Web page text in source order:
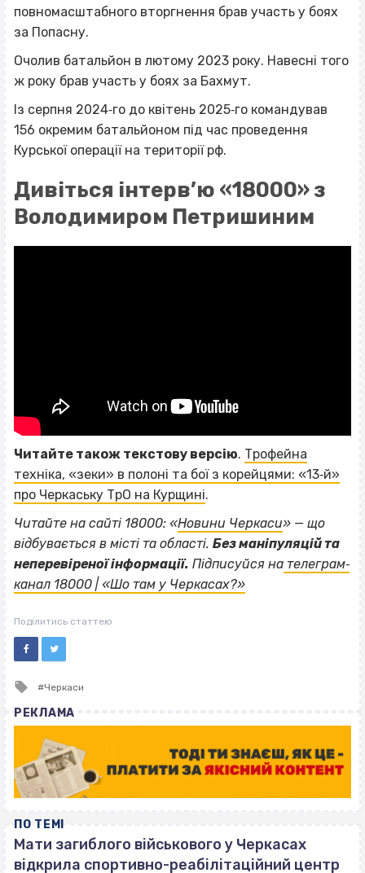
повномасштабного вторгнення брав участь у боях
за Попасну.
Очолив батальйон в лютому 2023 року. Навесні того
ж року брав участь у боях за Бахмут.
Із серпня 2024‐го до квітень 2025‐го командував
156 окремим батальйоном під час проведення
Курської операції на території рф.
Дивіться інтерв’ю «18000» з
Володимиром Петришиним
Читайте також текстову версію. Трофейна
техніка, «зеки» в полоні та бої з корейцями: «13‐й»
про Черкаську ТрО на Курщині.
Читайте на сайті 18000: «Новини Черкаси» — що
відбувається в місті та області. Без маніпуляцій та
неперевіреної інформації. Підписуйся на телеграм‐
канал 18000 | «Шо там у Черкасах?»
Поділитись статтею
Tagged
Черкаси
РЕКЛАМА
ПО ТЕМІ
Мати загиблого військового у Черкасах
відкрила спортивно-реабілітаційний центр